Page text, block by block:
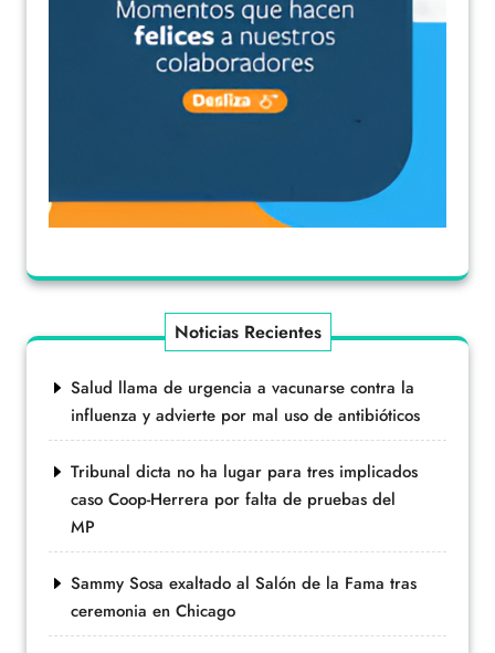
Noticias Recientes
Salud llama de urgencia a vacunarse contra la
influenza y advierte por mal uso de antibióticos
Tribunal dicta no ha lugar para tres implicados
caso Coop-Herrera por falta de pruebas del
MP
Sammy Sosa exaltado al Salón de la Fama tras
ceremonia en Chicago